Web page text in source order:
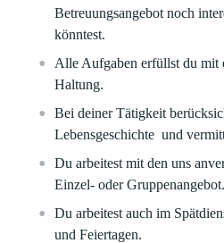
Betreuungsangebot noch
könntest.
Alle Aufgaben erfüllst du mit
Haltung.
Bei deiner Tätigkeit
Lebensgeschichte und
Du arbeitest mit den uns
Einzel- oder Gruppenangebot.
Du arbeitest auch im
und Feiertagen.